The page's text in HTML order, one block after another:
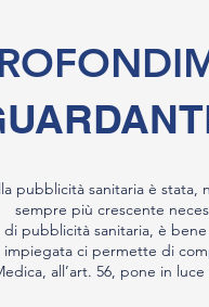
pubblicità sanitaria è
sempre più crescente
pubblicità sanitaria, è
impiegata ci permette di
all’art. 56, pone in